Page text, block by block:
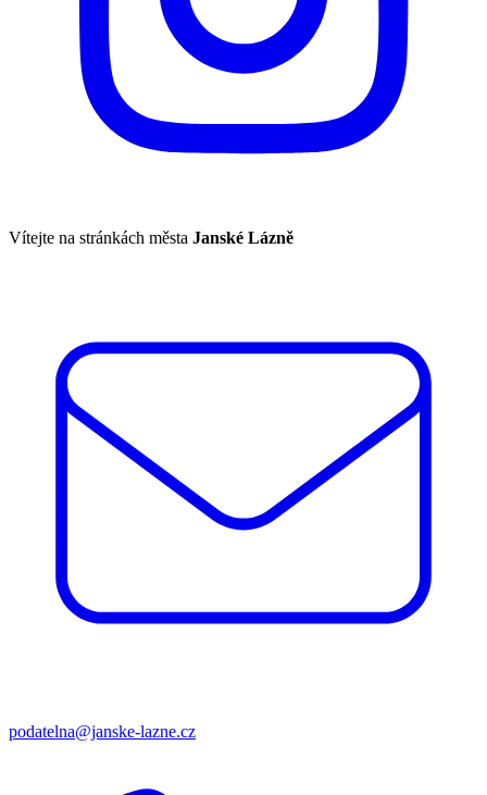
Vítejte na stránkách města Janské Lázně
podatelna@janske-lazne.cz